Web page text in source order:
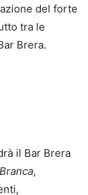
del forte
tra le
Brera.
il Bar Brera
Branca,